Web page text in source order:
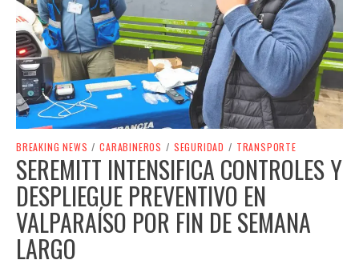
BREAKING NEWS / CARABINEROS / SEGURIDAD / TRANSPORTE
SEREMITT INTENSIFICA CONTROLES Y
DESPLIEGUE PREVENTIVO EN
VALPARAÍSO POR FIN DE SEMANA
LARGO